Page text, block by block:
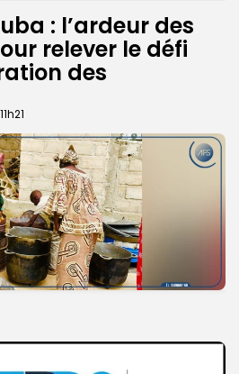
: l’ardeur des
relever le défi
des